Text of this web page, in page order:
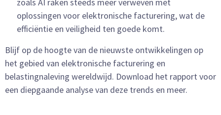
oplossingen voor elektronische facturering, wat de
efficiëntie en veiligheid ten goede komt.
Blijf op de hoogte van de nieuwste ontwikkelingen op
het gebied van elektronische facturering en
belastingnaleving wereldwijd. Download het rapport voor
een diepgaande analyse van deze trends en meer.